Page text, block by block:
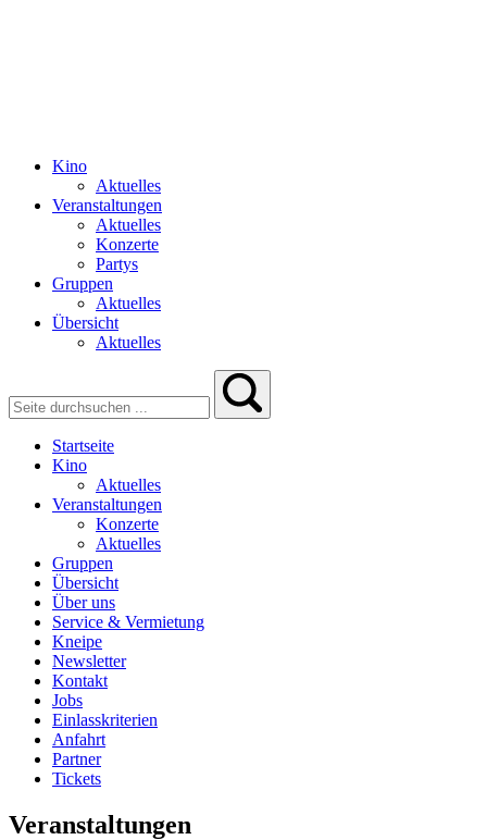
Kino
Aktuelles
Veranstaltungen
Aktuelles
Konzerte
Partys
Gruppen
Aktuelles
Übersicht
Aktuelles
Startseite
Kino
Aktuelles
Veranstaltungen
Konzerte
Aktuelles
Gruppen
Übersicht
Über uns
Service & Vermietung
Kneipe
Newsletter
Kontakt
Jobs
Einlasskriterien
Anfahrt
Partner
Tickets
Veranstaltungen